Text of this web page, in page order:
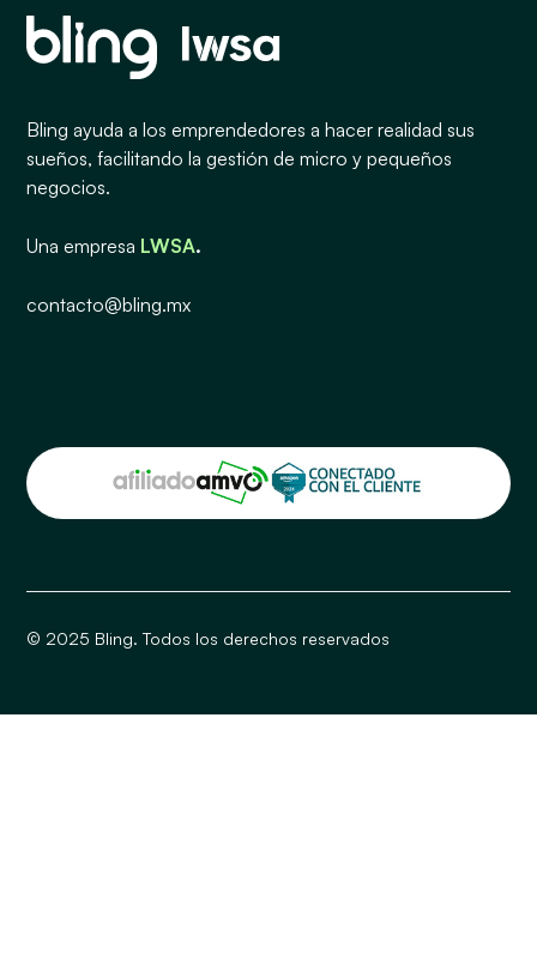
Bling ayuda a los emprendedores a hacer realidad sus
sueños, facilitando la gestión de micro y pequeños
negocios.
Una empresa LWSA.
contacto@bling.mx
© 2025 Bling. Todos los derechos reservados